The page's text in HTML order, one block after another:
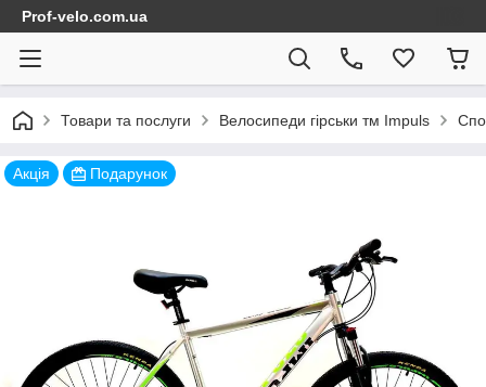
Prof-velo.com.ua
Товари та послуги Велосипеди гірськи тм Impuls
Акція Подарунок